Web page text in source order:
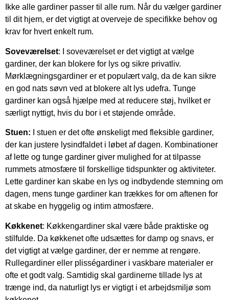
Ikke alle gardiner passer til alle rum. Når du vælger gardiner
til dit hjem, er det vigtigt at overveje de specifikke behov og
krav for hvert enkelt rum.
Soveværelset: I soveværelset er det vigtigt at vælge
gardiner, der kan blokere for lys og sikre privatliv.
Mørklægningsgardiner er et populært valg, da de kan sikre
en god nats søvn ved at blokere alt lys udefra. Tunge
gardiner kan også hjælpe med at reducere støj, hvilket er
særligt nyttigt, hvis du bor i et støjende område.
Stuen: I stuen er det ofte ønskeligt med fleksible gardiner,
der kan justere lysindfaldet i løbet af dagen. Kombinationer
af lette og tunge gardiner giver mulighed for at tilpasse
rummets atmosfære til forskellige tidspunkter og aktiviteter.
Lette gardiner kan skabe en lys og indbydende stemning om
dagen, mens tunge gardiner kan trækkes for om aftenen for
at skabe en hyggelig og intim atmosfære.
Køkkenet: Køkkengardiner skal være både praktiske og
stilfulde. Da køkkenet ofte udsættes for damp og snavs, er
det vigtigt at vælge gardiner, der er nemme at rengøre.
Rullegardiner eller plisségardiner i vaskbare materialer er
ofte et godt valg. Samtidig skal gardinerne tillade lys at
trænge ind, da naturligt lys er vigtigt i et arbejdsmiljø som